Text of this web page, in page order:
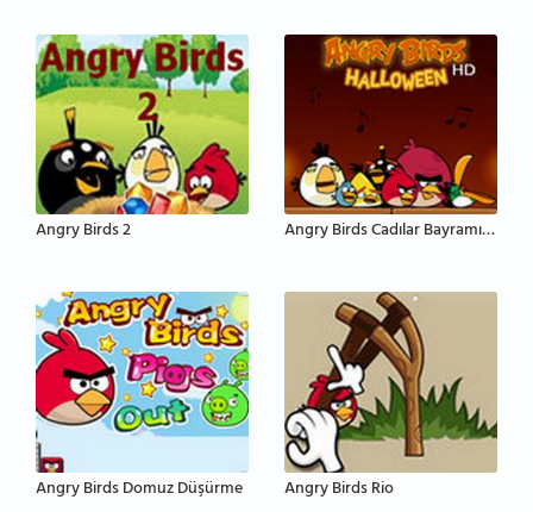
Angry Birds 2 Angry Birds Cadılar Bayramı HD
Angry Birds Domuz Düşürme Angry Birds Rio